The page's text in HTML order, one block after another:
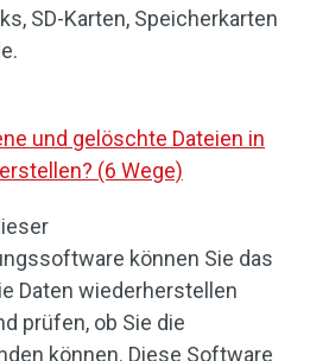
SD-Karten, Speicherkarten
und gelöschte Dateien in
(6 Wege)
können Sie das
Daten wiederherstellen
prüfen, ob Sie die
können. Diese Software